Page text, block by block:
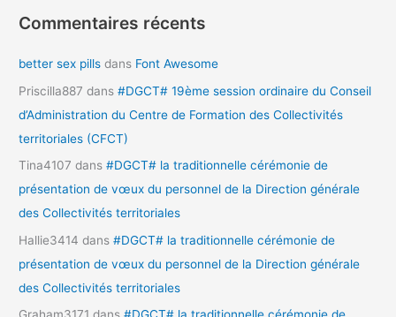
Commentaires récents
better sex pills dans Font Awesome
Priscilla887 dans#DGCT# 19ème session ordinaire du Conseil
d’Administration du Centre de Formation des Collectivités
territoriales (CFCT)
Tina4107 dans#DGCT# la traditionnelle cérémonie de
présentation de vœux du personnel de la Direction générale
des Collectivités territoriales
Hallie3414 dans#DGCT# la traditionnelle cérémonie de
présentation de vœux du personnel de la Direction générale
des Collectivités territoriales